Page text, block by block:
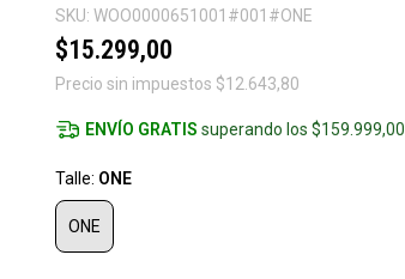
SKU: WOO0000651001#001#ONE
$15.299,00
Precio sin impuestos $12.643,80
ENVÍO GRATIS superando los$159.999,00
Talle: ONE
ONE